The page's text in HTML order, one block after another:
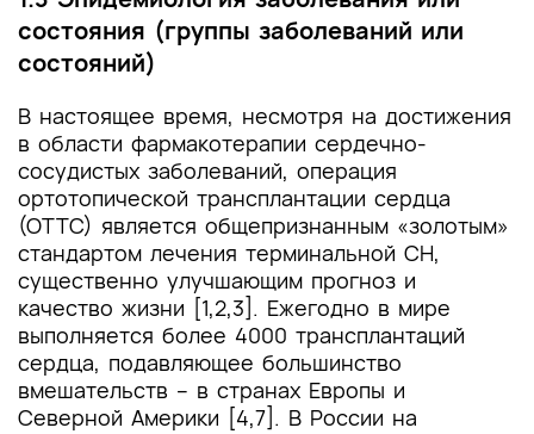
состояния (группы заболеваний или
состояний)
В настоящее время, несмотря на достижения
в области фармакотерапии сердечно-
сосудистых заболеваний, операция
ортотопической трансплантации сердца
(ОТТС) является общепризнанным «золотым»
стандартом лечения терминальной СН,
существенно улучшающим прогноз и
качество жизни [1,2,3]. Ежегодно в мире
выполняется более 4000 трансплантаций
сердца, подавляющее большинство
вмешательств – в странах Европы и
Северной Америки [4,7]. В России на